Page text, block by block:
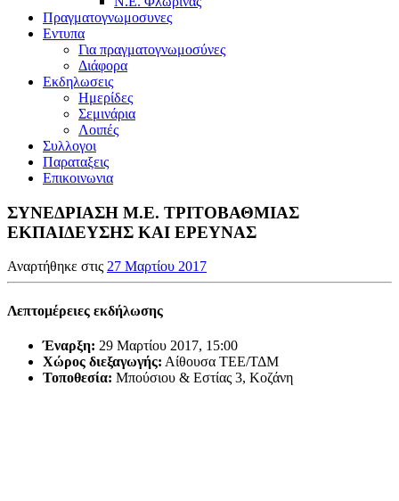
Πραγματογνωμοσυνες
Εντυπα
Για πραγματογνωμοσύνες
Διάφορα
Εκδηλωσεις
Ημερίδες
Σεμινάρια
Λοιπές
Συλλογοι
Παραταξεις
Επικοινωνια
ΣΥΝΕΔΡΙΑΣΗ Μ.Ε. ΤΡΙΤΟΒΑΘΜΙΑΣ
ΕΚΠΑΙΔΕΥΣΗΣ ΚΑΙ ΕΡΕΥΝΑΣ
Αναρτήθηκε στις 27 Μαρτίου 2017
Λεπτομέρειες εκδήλωσης
Έναρξη: 29 Μαρτίου 2017, 15:00
Χώρος διεξαγωγής: Αίθουσα ΤΕΕ/ΤΔΜ
Τοποθεσία: Μπούσιου & Εστίας 3, Κοζάνη